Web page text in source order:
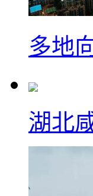
多地
湖北